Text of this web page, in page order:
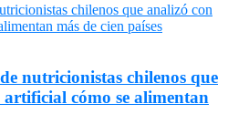
nutricionistas chilenos que
cómo se alimentan